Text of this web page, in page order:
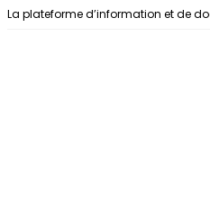
Aller au contenu
La plateforme d’information et de